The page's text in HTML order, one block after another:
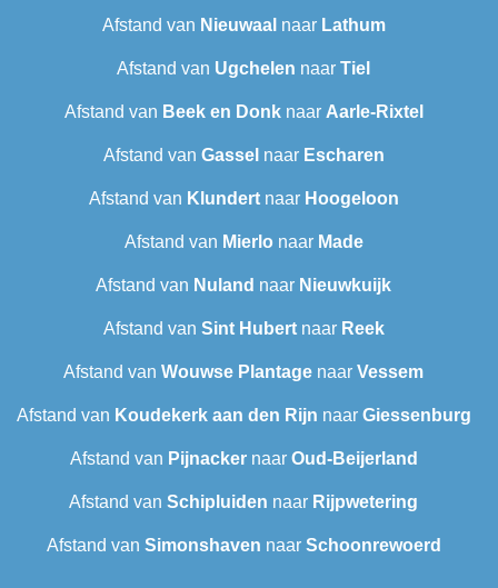
Afstand van Nieuwaal naar Lathum
Afstand van Ugchelen naar Tiel
Afstand van Beek en Donknaar Aarle-Rixtel
Afstand van Gassel naar Escharen
Afstand van Klundertnaar Hoogeloon
Afstand van Mierlo naar Made
Afstand van Nuland naar Nieuwkuijk
Afstand van Sint Hubertnaar Reek
Afstand van Wouwse Plantage naar Vessem
Afstand van Koudekerk aan den Rijn naar Giessenburg
Afstand van Pijnackernaar Oud-Beijerland
Afstand van Schipluiden naar Rijpwetering
Afstand van Simonshaven naar Schoonrewoerd